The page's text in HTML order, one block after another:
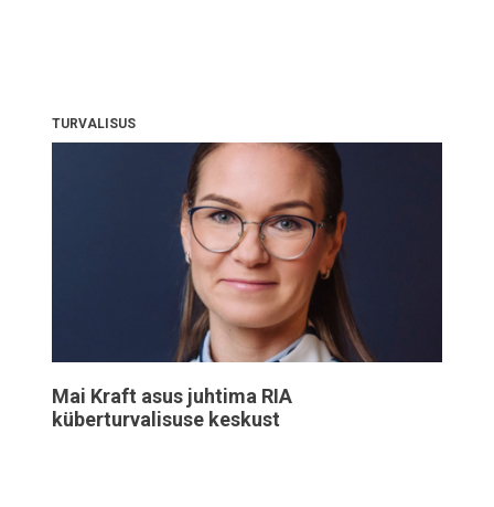
TURVALISUS
Mai Kraft asus juhtima RIA
küberturvalisuse keskust